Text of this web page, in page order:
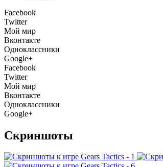
Facebook
Twitter
Мой мир
Вконтакте
Одноклассники
Google+
Facebook
Twitter
Мой мир
Вконтакте
Одноклассники
Google+
Скриншоты